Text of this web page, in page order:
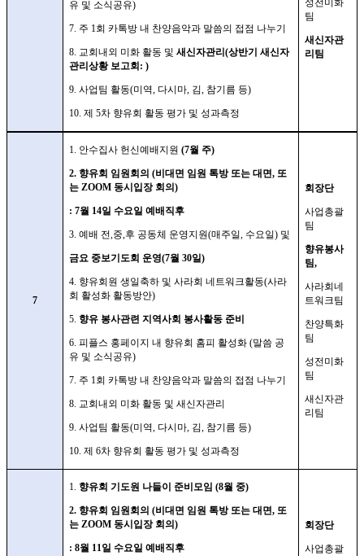
유 및 소식공유)
7. 주 1회 카톡방 내 찬양음악과 말씀의 접점 나누기
8. 교회내외 미화 활동 및 새신자관리 (상반기 새신자
관리상황 보고회 : )
9. 사업팀 활동(미역, 다시마, 김, 참기름 등)
10. 제 5차 향유회 활동 평가 및 성과측정
성전미화
팀
새신자관
리팀
7
1. 안수집사 헌신예배지원 (7월 주)
2. 향유회 임원회의 (비대면 임원 톡방 또는 대면, 또
는 ZOOM 동시입장 회의 )
: 7월 14일 수요일 예배직후
3. 예배 전,중,후 공동체 운영지원(매주일, 수요일) 및
금요 중보기도회 운영(7월 30일)
4. 향유회원 생일축하 및 사라회 네트워크활동(사라
회 활성화 활동방안)
5. 향유 봉사관련 지역사회 봉사활동 준비
6. 피플스 홍페이지 내 향유회 홈피 활성화 (말씀 공
유 및 소식공유)
7. 주 1회 카톡방 내 찬양음악과 말씀의 접점 나누기
8. 교회내외 미화 활동 및 새신자관리
9. 사업팀 활동(미역, 다시마, 김, 참기름 등)
10. 제 6차 향유회 활동 평가 및 성과측정
회장단
사업총괄
팀
향유봉사
팀,
사라회네
트워크팀
찬양특화
팀
성전미화
팀
새신자관
리팀
1. 향유회 기도원 나들이 준비모임 (8월 중)
2. 향유회 임원회의 (비대면 임원 톡방 또는 대면, 또
는 ZOOM 동시입장 회의 )
: 8월 11일 수요일 예배직후
회장단
사업총괄